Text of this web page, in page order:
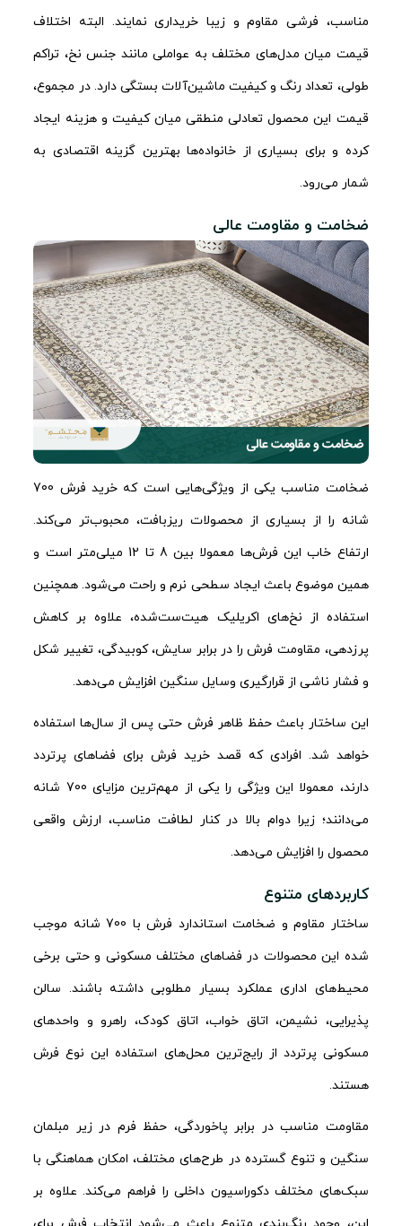
مناسب، فرشی مقاوم و زیبا خریداری نمایند. البته اختلاف
قیمت میان مدل‌های مختلف به عواملی مانند جنس نخ، تراکم
طولی، تعداد رنگ و کیفیت ماشین‌آلات بستگی دارد. در مجموع،
قیمت این محصول تعادلی منطقی میان کیفیت و هزینه ایجاد
کرده و برای بسیاری از خانواده‌ها بهترین گزینه اقتصادی به
شمار می‌رود.
ضخامت و مقاومت عالی
ضخامت مناسب یکی از ویژگی‌هایی است که خرید فرش 700
شانه را از بسیاری از محصولات ریزبافت، محبوب‌تر می‌کند.
ارتفاع خاب این فرش‌ها معمولا بین 8 تا 12 میلی‌متر است و
همین موضوع باعث ایجاد سطحی نرم و راحت می‌شود. همچنین
استفاده از نخ‌های اکریلیک هیت‌ست‌شده، علاوه بر کاهش
پرزدهی، مقاومت فرش را در برابر سایش، کوبیدگی، تغییر شکل
و فشار ناشی از قرارگیری وسایل سنگین افزایش می‌دهد.
این ساختار باعث حفظ ظاهر فرش حتی پس از سال‌ها استفاده
خواهد شد. افرادی که قصد خرید فرش برای فضاهای پرتردد
دارند، معمولا این ویژگی را یکی از مهم‌ترین مزایای 700 شانه
می‌دانند؛ زیرا دوام بالا در کنار لطافت مناسب، ارزش واقعی
محصول را افزایش می‌دهد.
کاربردهای متنوع
ساختار مقاوم و ضخامت استاندارد فرش با 700 شانه موجب
شده این محصولات در فضاهای مختلف مسکونی و حتی برخی
محیط‌های اداری عملکرد بسیار مطلوبی داشته باشند. سالن
پذیرایی، نشیمن، اتاق خواب، اتاق کودک، راهرو و واحدهای
مسکونی پرتردد از رایج‌ترین محل‌های استفاده این نوع فرش
هستند.
مقاومت مناسب در برابر پاخوردگی، حفظ فرم در زیر مبلمان
سنگین و تنوع گسترده در طرح‌های مختلف، امکان هماهنگی با
سبک‌های مختلف دکوراسیون داخلی را فراهم می‌کند. علاوه بر